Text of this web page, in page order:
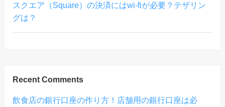
スクエア（Square）の決済にはwi-fiが必要？テザリン
グは？
Recent Comments
飲食店の銀行口座の作り方！店舗用の銀行口座は必